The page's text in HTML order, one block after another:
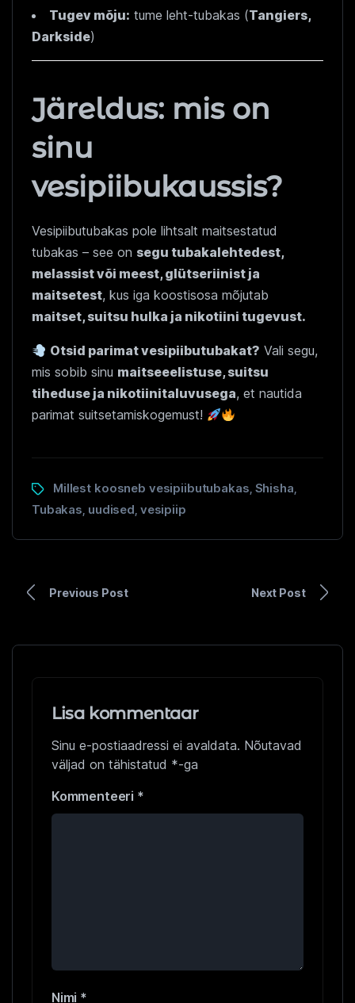
Tugev mõju: tume leht-tubakas (Tangiers,
Darkside)
Järeldus: mis on
sinu
vesipiibukaussis?
Vesipiibutubakas pole lihtsalt maitsestatud
tubakas – see on segu tubakalehtedest,
melassist või meest, glütseriinist ja
maitsetest, kus iga koostisosa mõjutab
maitset, suitsu hulka ja nikotiini tugevust.
Otsid parimat vesipiibutubakat? Vali segu,
mis sobib sinu maitseeelistuse, suitsu
tiheduse ja nikotiinitaluvusega, et nautida
parimat suitsetamiskogemust!
Millest koosneb vesipiibutubakas Shisha
Tubakas uudised vesipiip
Previous Post Next Post
Lisa kommentaar
Sinu e-postiaadressi ei avaldata. Nõutavad
väljad on tähistatud *-ga
Kommenteeri *
Nimi *